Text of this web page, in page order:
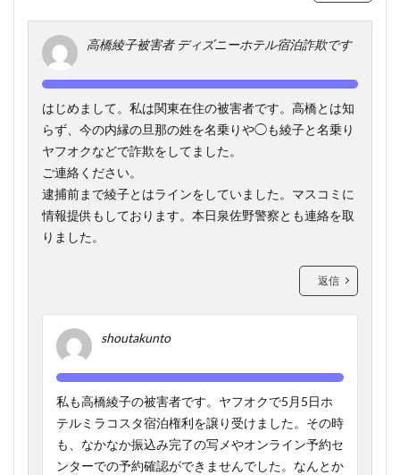
高橋綾子被害者 ディズニーホテル宿泊詐欺です
はじめまして。私は関東在住の被害者です。高橋とは知
らず、今の内縁の旦那の姓を名乗りや◯も綾子と名乗り
ヤフオクなどで詐欺をしてました。
ご連絡ください。
逮捕前まで綾子とはラインをしていました。マスコミに
情報提供もしております。本日泉佐野警察とも連絡を取
りました。
返信
shoutakunto
私も高橋綾子の被害者です。ヤフオクで5月5日ホ
テルミラコスタ宿泊権利を譲り受けました。その時
も、なかなか振込み完了の写メやオンライン予約セ
ンターでの予約確認ができませんでした。なんとか